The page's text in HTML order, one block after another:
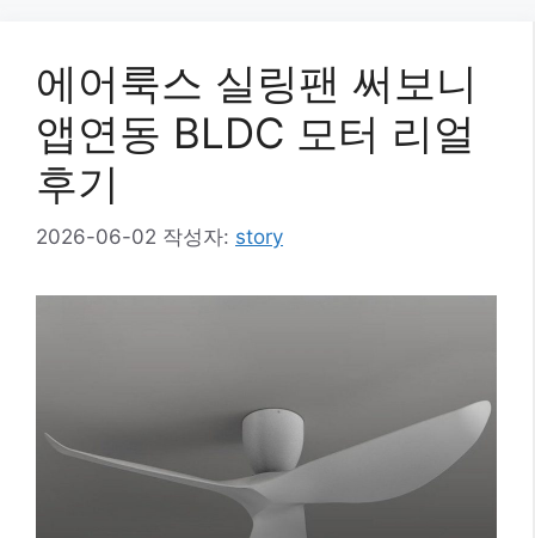
에어룩스 실링팬 써보니
앱연동 BLDC 모터 리얼
후기
2026-06-02 작성자: story